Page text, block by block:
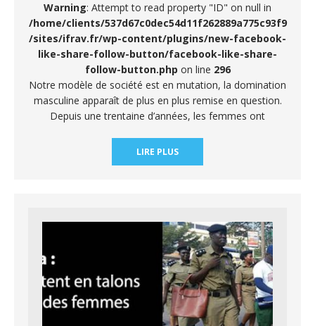
Warning: Attempt to read property "ID" on null in
/home/clients/537d67c0dec54d11f262889a775c93f9
/sites/ifrav.fr/wp-content/plugins/new-facebook-
like-share-follow-button/facebook-like-share-
follow-button.php on line 296
Notre modèle de société est en mutation, la domination
masculine apparaît de plus en plus remise en question.
Depuis une trentaine d’années, les femmes ont
LIRE PLUS